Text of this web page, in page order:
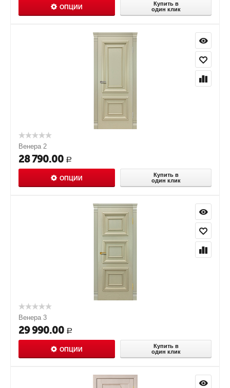
ОПЦИИ
Купить в
один клик
Венера 2
28 790.00 Р
ОПЦИИ
Купить в
один клик
Венера 3
29 990.00 Р
ОПЦИИ
Купить в
один клик